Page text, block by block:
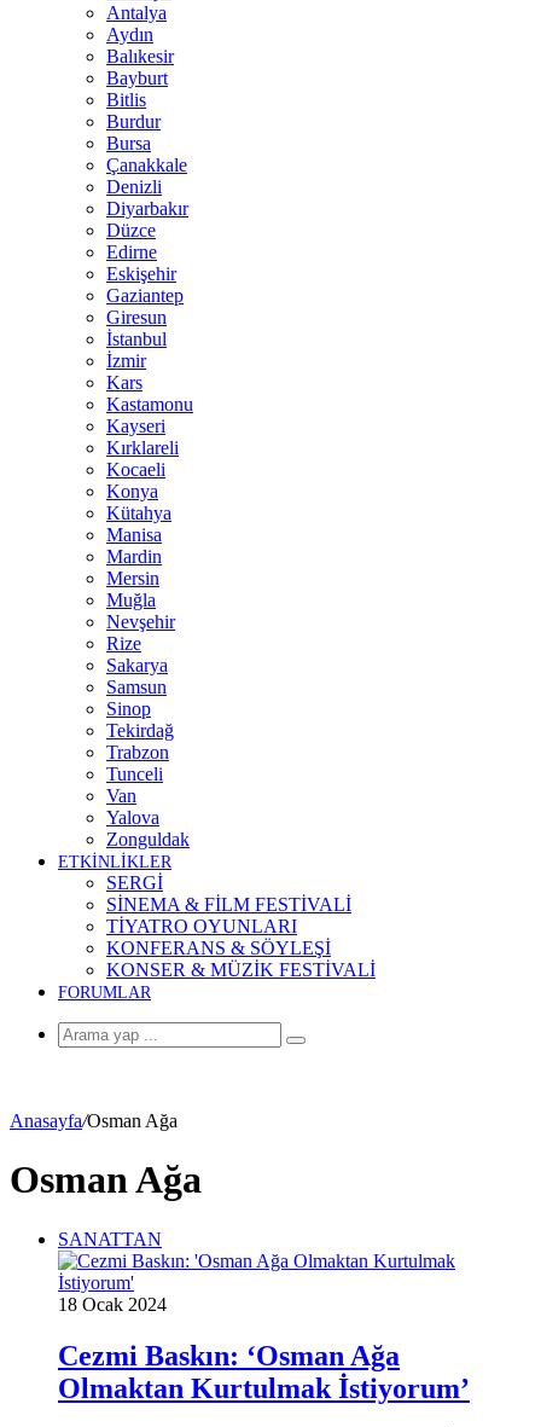
Antalya
Aydın
Balıkesir
Bayburt
Bitlis
Burdur
Bursa
Çanakkale
Denizli
Diyarbakır
Düzce
Edirne
Eskişehir
Gaziantep
Giresun
İstanbul
İzmir
Kars
Kastamonu
Kayseri
Kırklareli
Kocaeli
Konya
Kütahya
Manisa
Mardin
Mersin
Muğla
Nevşehir
Rize
Sakarya
Samsun
Sinop
Tekirdağ
Trabzon
Tunceli
Van
Yalova
Zonguldak
ETKİNLİKLER
SERGİ
SİNEMA & FİLM FESTİVALİ
TİYATRO OYUNLARI
KONFERANS & SÖYLEŞİ
KONSER & MÜZİK FESTİVALİ
FORUMLAR
Arama
Anasayfa/Osman Ağa
Osman Ağa
SANATTAN
18 Ocak 2024
Cezmi Baskın: ‘Osman Ağa
Olmaktan Kurtulmak İstiyorum’